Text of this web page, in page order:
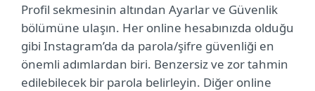
Profil sekmesinin altından Ayarlar ve Güvenlik
bölümüne ulaşın. Her online hesabınızda olduğu
gibi Instagram’da da parola/şifre güvenliği en
önemli adımlardan biri. Benzersiz ve zor tahmin
edilebilecek bir parola belirleyin. Diğer online